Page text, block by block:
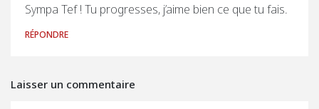
Sympa Tef ! Tu progresses, j’aime bien ce que tu fais.
RÉPONDRE
Laisser un commentaire